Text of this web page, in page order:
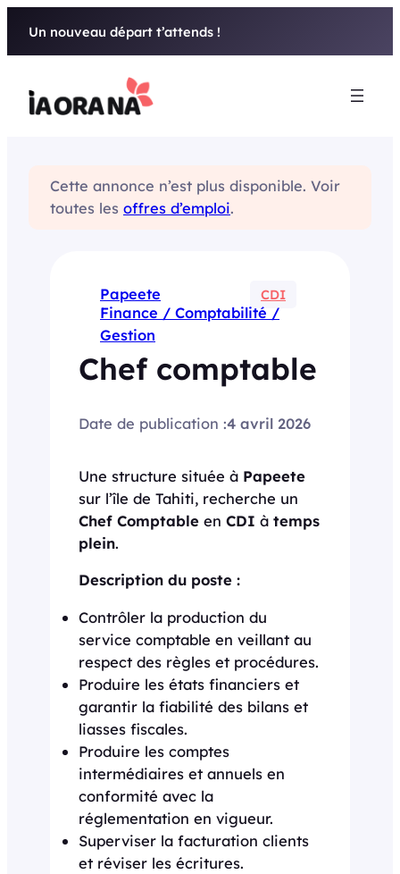
Un nouveau départ t’attends !
Cette annonce n’est plus disponible. Voir
toutes les offres d’emploi.
Papeete CDI
Finance / Comptabilité /
Gestion
Chef comptable
Date de publication :4 avril 2026
Une structure située à Papeete
sur l’île de Tahiti, recherche un
Chef Comptable en CDI à temps
plein.
Description du poste :
Contrôler la production du
service comptable en veillant au
respect des règles et procédures.
Produire les états financiers et
garantir la fiabilité des bilans et
liasses fiscales.
Produire les comptes
intermédiaires et annuels en
conformité avec la
réglementation en vigueur.
Superviser la facturation clients
et réviser les écritures.